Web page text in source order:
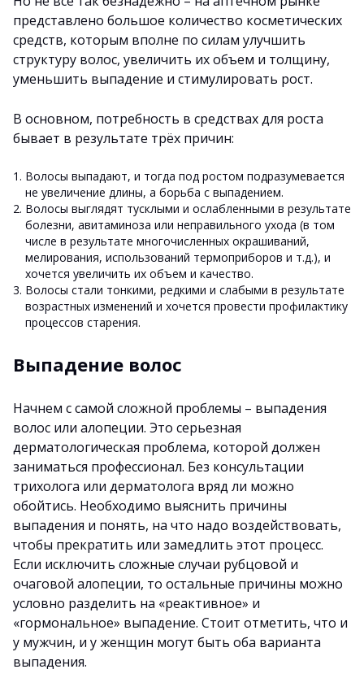
представлено большое количество косметических
средств, которым вполне по силам улучшить
структуру волос, увеличить их объем и толщину,
уменьшить выпадение и стимулировать рост.
В основном, потребность в средствах для роста
бывает в результате трёх причин:
Волосы выпадают, и тогда под ростом подразумевается
не увеличение длины, а борьба с выпадением.
Волосы выглядят тусклыми и ослабленными в результате
болезни, авитаминоза или неправильного ухода (в том
числе в результате многочисленных окрашиваний,
мелирования, использований термоприборов и т.д.), и
хочется увеличить их объем и качество.
Волосы стали тонкими, редкими и слабыми в результате
возрастных изменений и хочется провести профилактику
процессов старения.
Выпадение волос
Начнем с самой сложной проблемы – выпадения
волос или алопеции. Это серьезная
дерматологическая проблема, которой должен
заниматься профессионал. Без консультации
трихолога или дерматолога вряд ли можно
обойтись. Необходимо выяснить причины
выпадения и понять, на что надо воздействовать,
чтобы прекратить или замедлить этот процесс.
Если исключить сложные случаи рубцовой и
очаговой алопеции, то остальные причины можно
условно разделить на «реактивное» и
«гормональное» выпадение. Стоит отметить, что и
у мужчин, и у женщин могут быть оба варианта
выпадения.